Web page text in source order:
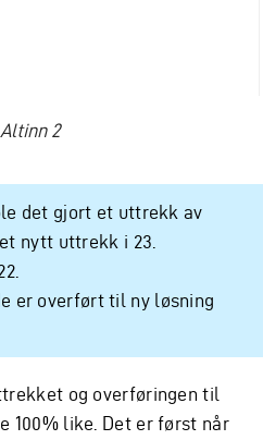
2
det gjort et uttrekk av
nytt uttrekk i 23.
er overført til ny løsning
og overføringen til
100% like. Det er først når